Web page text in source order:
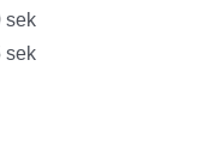
sek
sek